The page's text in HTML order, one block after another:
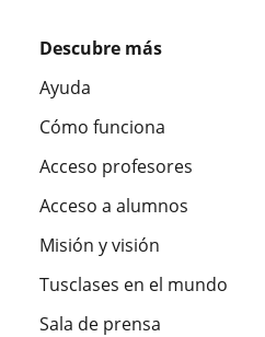
Descubre más
Ayuda
Cómo funciona
Acceso profesores
Acceso a alumnos
Misión y visión
Tusclases en el mundo
Sala de prensa